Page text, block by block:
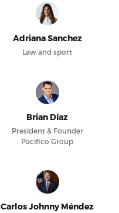
Adriana Sanchez
Law and sport
Brian Díaz
President & Founder
Pacifico Group
Carlos Johnny Méndez